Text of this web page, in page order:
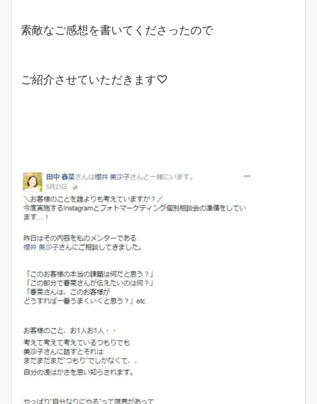
素敵なご感想を書いてくださったので
ご紹介させていただきます♡